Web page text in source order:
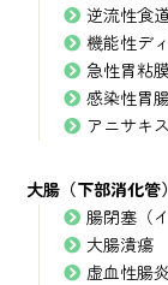
逆流性食
機能性デ
急性胃粘
感染性胃
アニサキ
大腸（下部消化管）
腸閉塞（
大腸潰瘍
虚血性腸炎